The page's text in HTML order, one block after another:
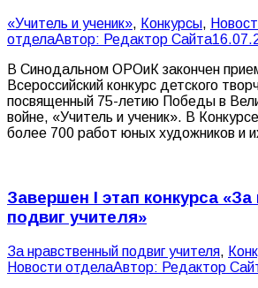
«Учитель и ученик», Конкурсы,
отделаАвтор: Редактор Сайта
В Синодальном ОРОиК закончен
Всероссийский конкурс детского
посвященный 75-летию Победы в
войне, «Учитель и ученик». В
более 700 работ юных художников и
Завершен I этап конкурса
подвиг учителя»
За нравственный подвиг учителя,
Новости отделаАвтор: Редактор